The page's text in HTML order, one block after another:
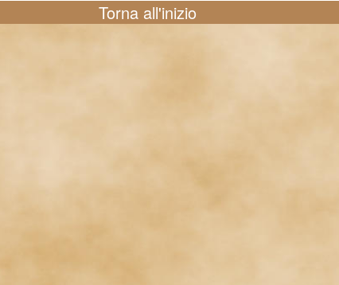
Torna all'inizio